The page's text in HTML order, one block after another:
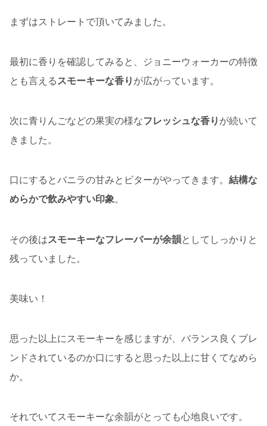
まずはストレートで頂いてみました。
最初に香りを確認してみると、ジョニーウォーカーの特徴
とも言える スモーキーな香り が広がっています。
次に青りんごなどの果実の様なフレッシュな香り が続いて
きました。
口にするとバニラの甘みとビターがやってきます。 結構な
めらかで飲みやすい印象。
その後はスモーキーなフレーバーが余韻としてしっかりと
残っていました。
美味い！
思った以上にスモーキーを感じますが、バランス良くブレ
ンドされているのか口にすると思った以上に甘くてなめら
か。
それでいてスモーキーな余韻がとっても心地良いです。